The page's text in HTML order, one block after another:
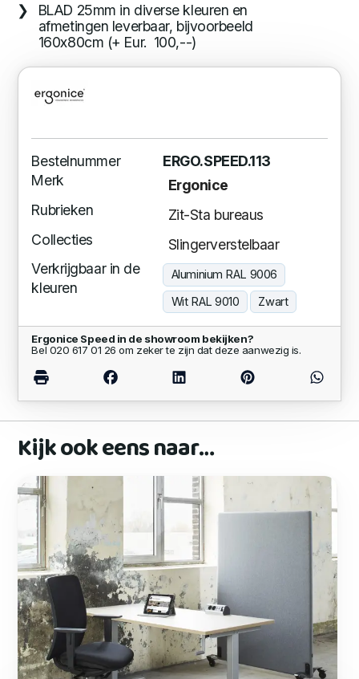
BLAD 25mm in diverse kleuren en
afmetingen leverbaar, bijvoorbeeld
160x80cm (+ Eur. 100,--)
Bestelnummer
ERGO.SPEED.113
Merk
Ergonice
Rubrieken
Zit-Sta bureaus
Collecties
Slingerverstelbaar
Verkrijgbaar in de
kleuren
Aluminium RAL 9006
Wit RAL 9010
Zwart
Ergonice Speed in de showroom bekijken?
Bel 020 617 01 26 om zeker te zijn dat deze aanwezig is.
Kijk ook eens naar…